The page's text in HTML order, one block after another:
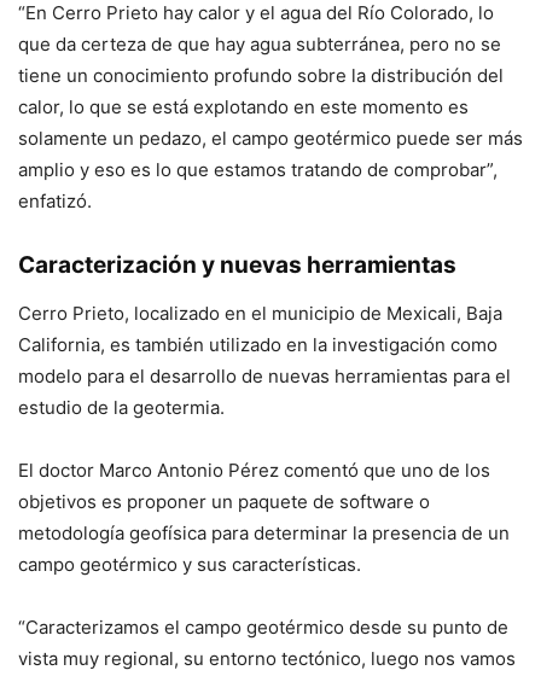
“En Cerro Prieto hay calor y el agua del Río Colorado, lo
que da certeza de que hay agua subterránea, pero no se
tiene un conocimiento profundo sobre la distribución del
calor, lo que se está explotando en este momento es
solamente un pedazo, el campo geotérmico puede ser más
amplio y eso es lo que estamos tratando de comprobar”,
enfatizó.
Caracterización y nuevas herramientas
Cerro Prieto, localizado en el municipio de Mexicali, Baja
California, es también utilizado en la investigación como
modelo para el desarrollo de nuevas herramientas para el
estudio de la geotermia.
El doctor Marco Antonio Pérez comentó que uno de los
objetivos es proponer un paquete de software o
metodología geofísica para determinar la presencia de un
campo geotérmico y sus características.
“Caracterizamos el campo geotérmico desde su punto de
vista muy regional, su entorno tectónico, luego nos vamos